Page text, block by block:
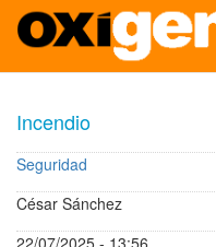
contenido
principal
Incendio
Seguridad
César Sánchez
22/07/2025 - 13:56